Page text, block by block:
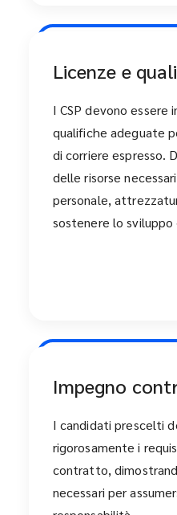
Licenze e
I CSP devono essere
qualifiche adeguate
di corriere espresso.
delle risorse
personale,
sostenere lo
Impegno
I candidati prescelti
rigorosamente i
contratto,
necessari per